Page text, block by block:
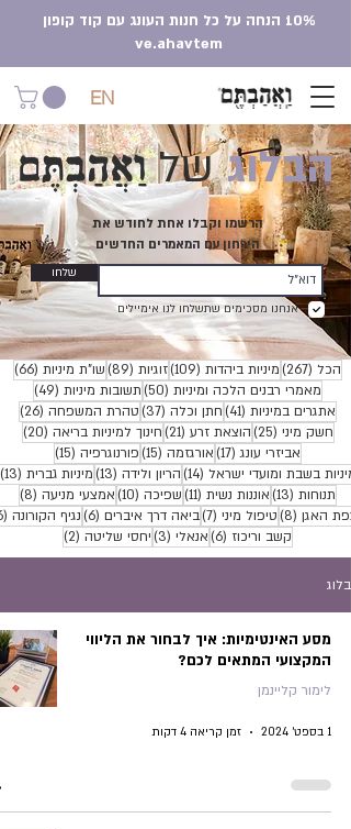
10% הנחה על כל חנות העונג עם קוד קופון
ve.ahavtem
EN
הבלוגשלוַאֲהַבְתֶּם
הרשמו וקבלו אחת לחודש את
הירחון עם המאמרים החדשים
שלחו
אנחנו מסכימים שתשלחו לנו אימיילים
הכל (267) 267 פוסטים
מיניות ביהדות (109) 109 פוסטים
זוגיות (89) 89 פוסטים
שו"ת מיניות (66)
66 פוסטים
מאמרי רבנים הלכה ומיניות (50) 50 פוסטים
תשובות מיניות (49)
49 פוסטים
אתגרים במיניות (41) 41 פוסטיםחתן וכלה (37) 37 פוסטים
טהרת המשפחה (26)
26 פוסטים
חשק מיני (25) 25 פוסטים
הוצאת זרע (21) 21 פוסטיםחינוך למיניות בריאה (20)
20 פוסטים
אביזרי עונג (17) 17 פוסטיםאורגזמה (15) 15 פוסטיםפורנוגרפיה (15)
15 פוסטים
מיניות בשבת ומועדי ישראל (14) 14 פוסטיםהריון ולידה (13) 13 פוסטים
מיניות גברית (13)
תנוחות (13) 13 פוסטיםאוננות נשית (11) 11 פוסטיםשפיכה (10) 10 פוסטיםאמצעי מניעה (8)
8 פוסטים
האגן (8) 8 פוסטיםטיפול מיני (7) 7 פוסטיםביאה דרך איברים (6) 6 פוסטיםנגיף הקורונה (6)
קשב וריכוז (6) 6 פוסטיםאנאלי (3) 3 פוסטיםיחסי שליטה (2) 2 פוסטים
בלוג
מסע האינטימיות: איך לבחור את הליווי
המקצועי המתאים לכם?
לימור קליינמן
1 בספט׳ 2024 זמן קריאה 4 דקות